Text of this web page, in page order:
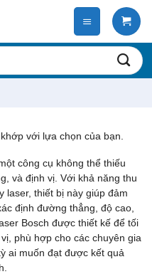
với lựa chọn của bạn.
công cụ không thể thiếu
và định vị. Với khả năng thu
laser, thiết bị này giúp đảm
định đường thẳng, độ cao,
Bosch được thiết kế để tối
phù hợp cho các chuyên gia
ai muốn đạt được kết quả